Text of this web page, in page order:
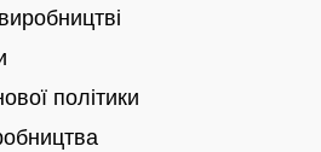
політики